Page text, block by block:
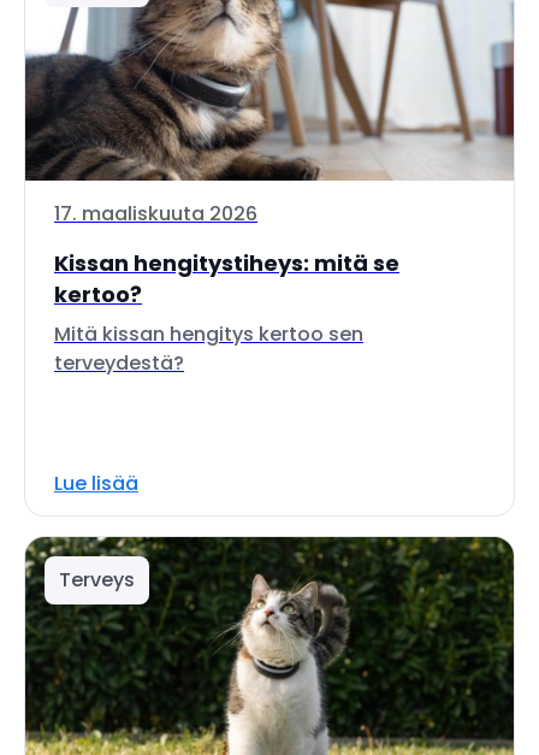
17. maaliskuuta 2026
Kissan hengitystiheys: mitä se
kertoo?
Mitä kissan hengitys kertoo sen
terveydestä?
Lue lisää
Terveys